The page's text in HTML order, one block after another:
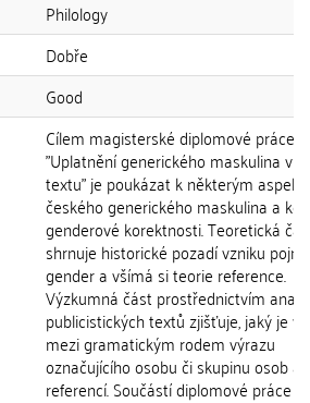
Philology
Dobře
Good
Cílem magisterské diplomové práce
"Uplatnění generického maskulina v
textu" je poukázat k některým
českého generického maskulina a
genderové korektnosti. Teoretická
shrnuje historické pozadí vzniku
gender a všímá si teorie reference.
Výzkumná část prostřednictvím
publicistických textů zjišťuje, jaký je
mezi gramatickým rodem výrazu
označujícího osobu či skupinu osob a
referencí. Součástí diplomové práce